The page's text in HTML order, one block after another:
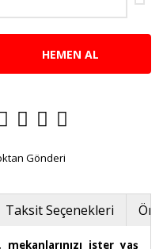
HEMEN AL
Gönderi
Taksit Seçenekleri
ister yaş